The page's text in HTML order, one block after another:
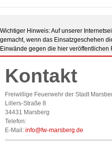
Wichtiger Hinweis: Auf unserer
gemacht, wenn das Einsatzgeschehen
Einwände gegen die hier veröffentlichen
Kontakt
Freiwillige Feuerwehr der Stadt
Lillers-Straße 8
34431 Marsberg
Telefon:
E-Mail: info@fw-marsberg.de